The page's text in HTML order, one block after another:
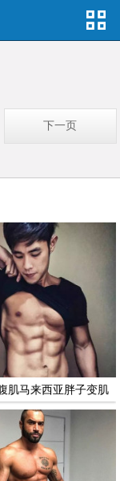
下一页
肌马来西亚胖子变肌
肉男